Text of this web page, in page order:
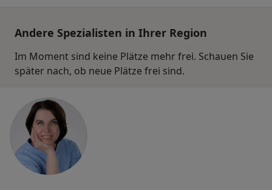
Andere Spezialisten in Ihrer Region
Im Moment sind keine Plätze mehr frei. Schauen Sie
später nach, ob neue Plätze frei sind.